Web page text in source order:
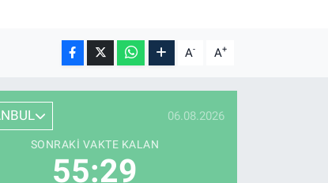
A- A+
06.08.2026
SONRAKI VAKTE KALAN
55:28